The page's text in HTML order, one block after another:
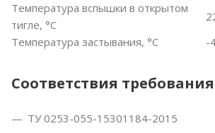
Температура вспышки в открытом
тигле, °С
Температура застывания, °С
-
Соответствия
ТУ 0253-055-15301184-2015